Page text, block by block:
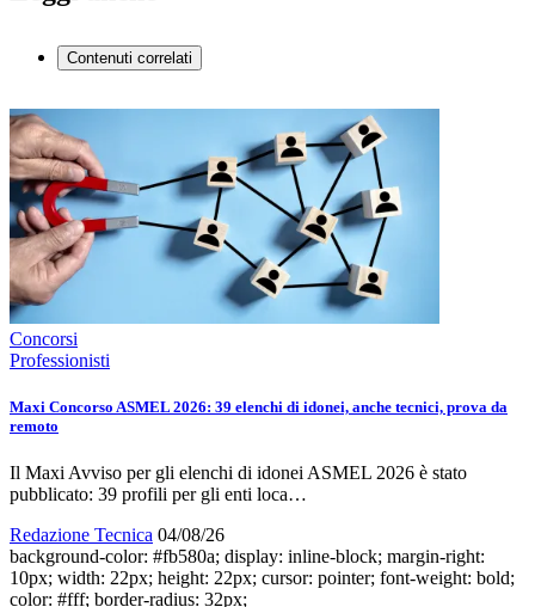
Contenuti correlati
Concorsi
Professionisti
Maxi Concorso ASMEL 2026: 39 elenchi di idonei, anche tecnici, prova da
remoto
Il Maxi Avviso per gli elenchi di idonei ASMEL 2026 è stato
pubblicato: 39 profili per gli enti loca…
Redazione Tecnica 04/08/26
background-color: #fb580a; display: inline-block; margin-right:
10px; width: 22px; height: 22px; cursor: pointer; font-weight: bold;
color: #fff; border-radius: 32px;